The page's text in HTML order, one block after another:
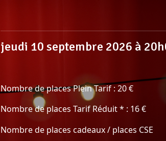
jeudi 10 septembre 2026 à
Nombre de places Plein Tarif : 20 €
Nombre de places Tarif Réduit * : 16 €
Nombre de places cadeaux / places CSE